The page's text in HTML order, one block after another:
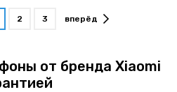
2 3 вперёд
от бренда Xiaomi